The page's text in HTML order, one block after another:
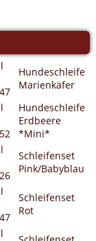
Hundeschleife
Marienkäfer
Hundeschleife
Erdbeere
*Mini*
Schleifenset
Pink/Babyblau
Schleifenset
Rot